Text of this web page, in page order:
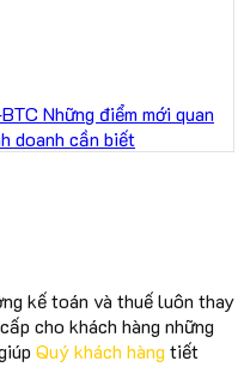
Những điểm mới quan
doanh cần biết
kế toán và thuế luôn thay
cho khách hàng những
Quý khách hàng tiết